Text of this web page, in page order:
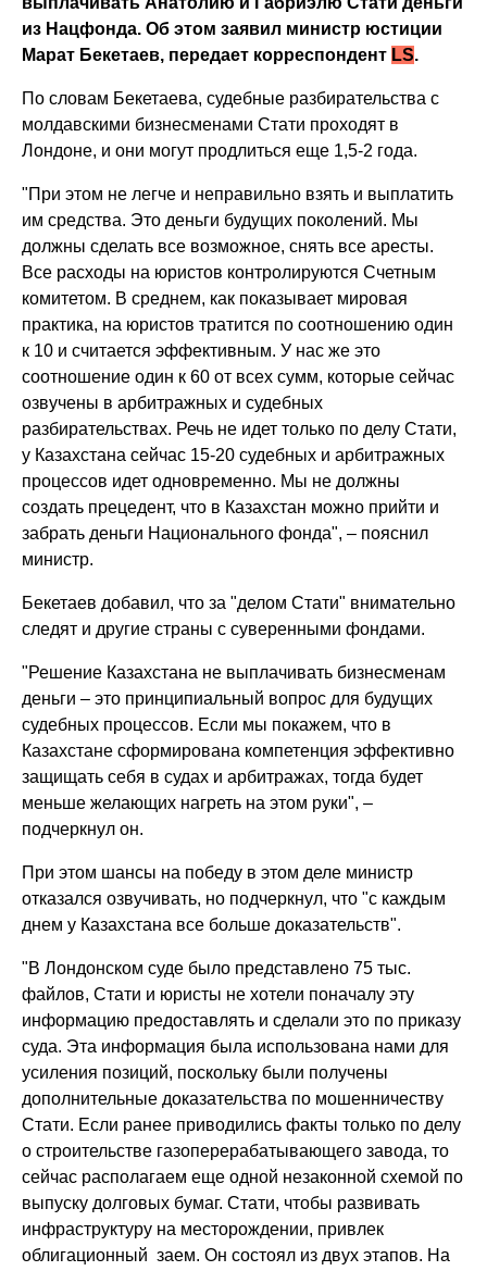
из Нацфонда. Об этом заявил министр юстиции
Марат Бекетаев, передает корреспондент LS.
По словам Бекетаева, судебные разбирательства с
молдавскими бизнесменами Стати проходят в
Лондоне, и они могут продлиться еще 1,5-2 года.
"При этом не легче и неправильно взять и выплатить
им средства. Это деньги будущих поколений. Мы
должны сделать все возможное, снять все аресты.
Все расходы на юристов контролируются Счетным
комитетом. В среднем, как показывает мировая
практика, на юристов тратится по соотношению один
к 10 и считается эффективным. У нас же это
соотношение один к 60 от всех сумм, которые сейчас
озвучены в арбитражных и судебных
разбирательствах. Речь не идет только по делу Стати,
у Казахстана сейчас 15-20 судебных и арбитражных
процессов идет одновременно. Мы не должны
создать прецедент, что в Казахстан можно прийти и
забрать деньги Национального фонда", – пояснил
министр.
Бекетаев добавил, что за "делом Стати" внимательно
следят и другие страны с суверенными фондами.
"Решение Казахстана не выплачивать бизнесменам
деньги – это принципиальный вопрос для будущих
судебных процессов. Если мы покажем, что в
Казахстане сформирована компетенция эффективно
защищать себя в судах и арбитражах, тогда будет
меньше желающих нагреть на этом руки", –
подчеркнул он.
При этом шансы на победу в этом деле министр
отказался озвучивать, но подчеркнул, что "с каждым
днем у Казахстана все больше доказательств".
"В Лондонском суде было представлено 75 тыс.
файлов, Стати и юристы не хотели поначалу эту
информацию предоставлять и сделали это по приказу
суда. Эта информация была использована нами для
усиления позиций, поскольку были получены
дополнительные доказательства по мошенничеству
Стати. Если ранее приводились факты только по делу
о строительстве газоперерабатывающего завода, то
сейчас располагаем еще одной незаконной схемой по
выпуску долговых бумаг. Стати, чтобы развивать
инфраструктуру на месторождении, привлек
облигационный заем. Он состоял из двух этапов. На